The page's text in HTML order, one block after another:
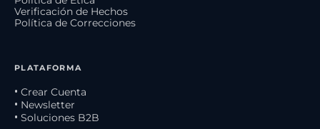
Verificación de Hechos
Política de Correcciones
PLATAFORMA
• Crear Cuenta
• Newsletter
• Soluciones B2B